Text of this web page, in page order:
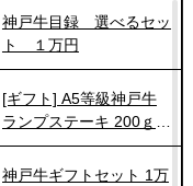
神戸牛目録 選べるセッ
ト １万円
[ギフト] A5等級神戸牛
ランプステーキ 200ｇ
~1kg
神戸牛ギフトセット 1万